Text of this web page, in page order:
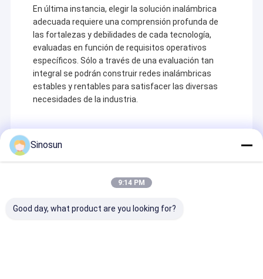
En última instancia, elegir la solución inalámbrica
adecuada requiere una comprensión profunda de
las fortalezas y debilidades de cada tecnología,
evaluadas en función de requisitos operativos
específicos. Sólo a través de una evaluación tan
integral se podrán construir redes inalámbricas
estables y rentables para satisfacer las diversas
necesidades de la industria.
Recommended Products
Sinosun
9:14 PM
Good day, what product are you looking for?